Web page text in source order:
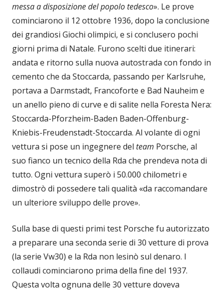
messa a disposizione del popolo tedesco». Le prove
cominciarono il 12 ottobre 1936, dopo la conclusione
dei grandiosi Giochi olimpici, e si conclusero pochi
giorni prima di Natale. Furono scelti due itinerari:
andata e ritorno sulla nuova autostrada con fondo in
cemento che da Stoccarda, passando per Karlsruhe,
portava a Darmstadt, Francoforte e Bad Nauheim e
un anello pieno di curve e di salite nella Foresta Nera:
Stoccarda-Pforzheim-Baden Baden-Offenburg-
Kniebis-Freudenstadt-Stoccarda. Al volante di ogni
vettura si pose un ingegnere del team Porsche, al
suo fianco un tecnico della Rda che prendeva nota di
tutto. Ogni vettura superò i 50.000 chilometri e
dimostrò di possedere tali qualità «da raccomandare
un ulteriore sviluppo delle prove».
Sulla base di questi primi test Porsche fu autorizzato
a preparare una seconda serie di 30 vetture di prova
(la serie Vw30) e la Rda non lesinò sul denaro. I
collaudi cominciarono prima della fine del 1937.
Questa volta ognuna delle 30 vetture doveva